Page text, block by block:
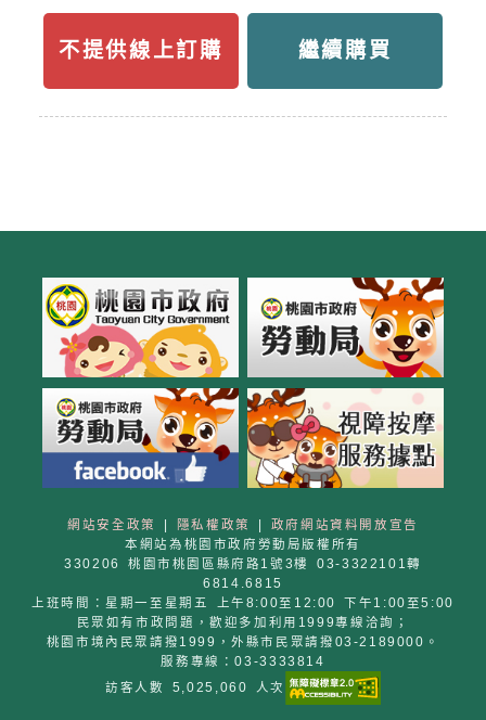
不提供線上訂購 繼續購買
網站安全政策 隱私權政策
政府網站資料開放宣告
本網站為桃園市政府勞動局版權所有
330206 桃園市桃園區縣府路1號3樓 03-3322101轉
6814.6815
上班時間：星期一至星期五 上午8:00至12:00 下午1:00至5:00
民眾如有市政問題，歡迎多加利用1999專線洽詢；
桃園市境內民眾請撥1999，外縣市民眾請撥03-2189000。
服務專線：03-3333814
訪客人數 5,025,060 人次